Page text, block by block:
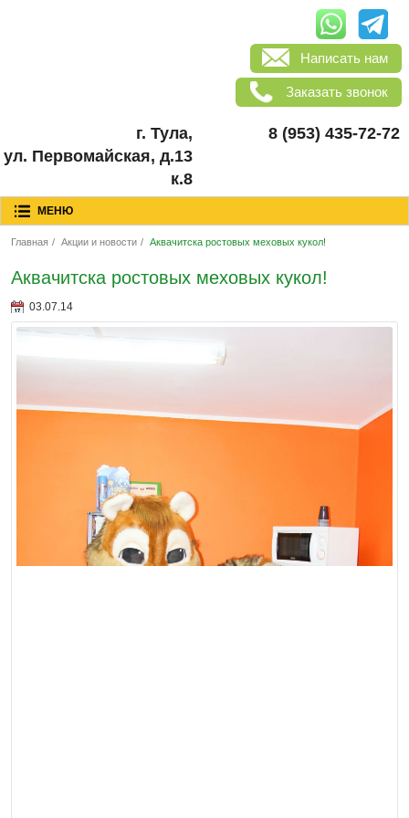
Написать нам
Заказать звонок
г. Тула,
ул. Первомайская, д.13
к.8
8 (953) 435-72-72
МЕНЮ
Главная / Акции и новости / Аквачитска ростовых меховых кукол!
Аквачитска ростовых меховых кукол!
03.07.14